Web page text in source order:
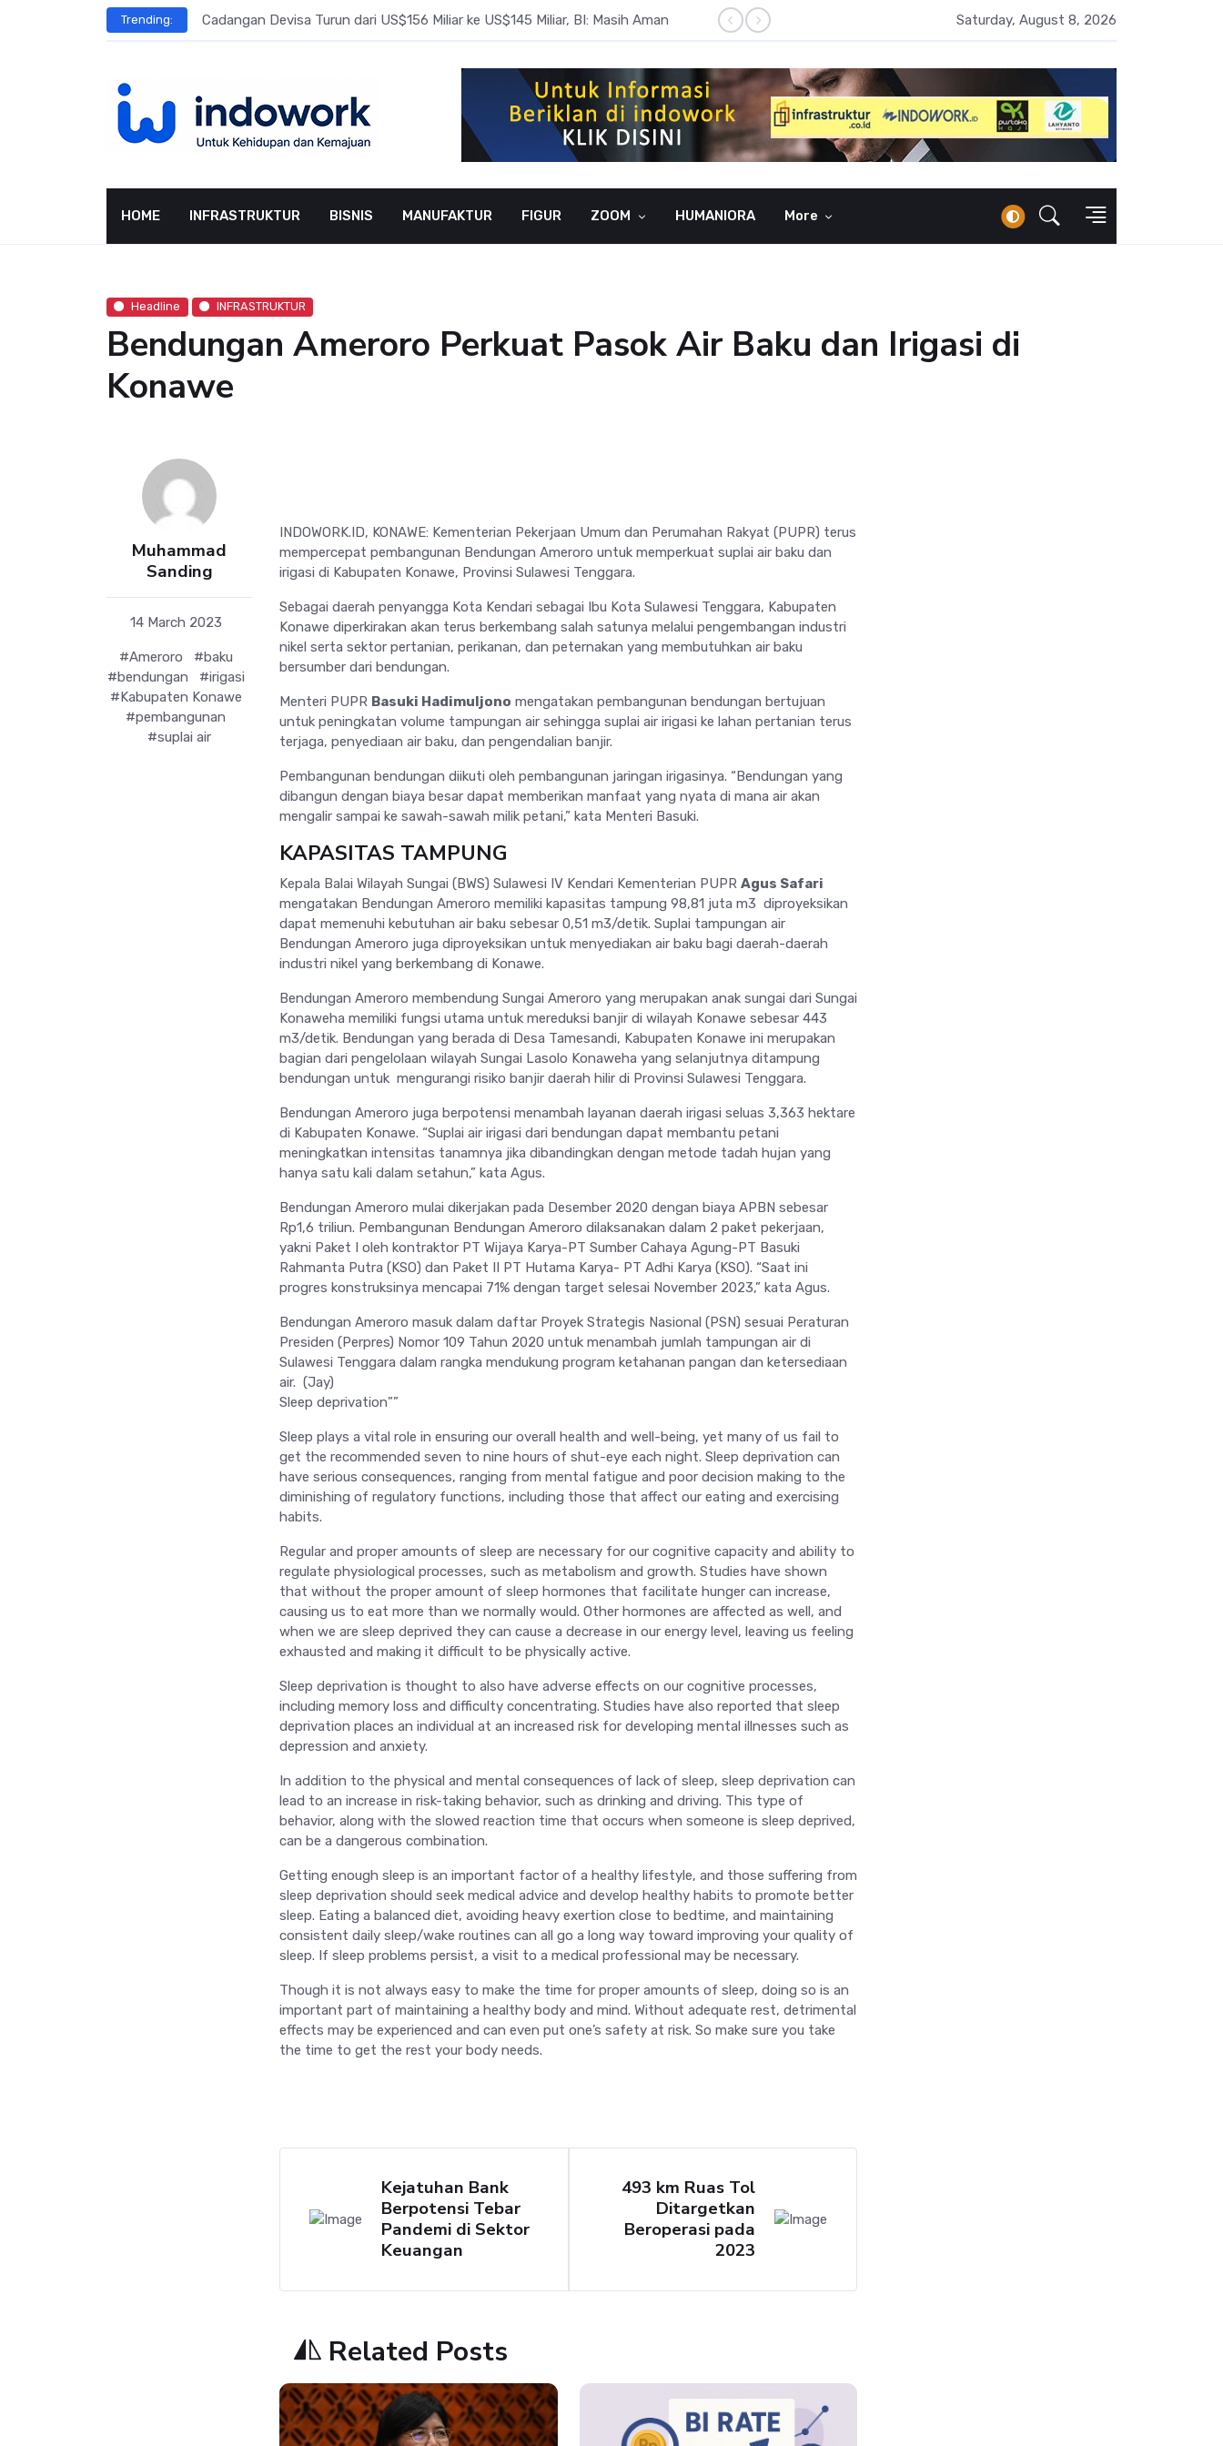
Trending: Cadangan Devisa Turun dari US$156 Miliar ke US$145 Miliar, BI: Masih Aman BI Rate Naik 100 Bps, Destry Sebut Stabilitas Rupiah Jadi Prioritas
Saturday, August 8, 2026
HOME INFRASTRUKTUR BISNIS MANUFAKTUR FIGUR ZOOM HUMANIORA More
Headline INFRASTRUKTUR
Bendungan Ameroro Perkuat Pasok Air Baku dan Irigasi di
Konawe
Muhammad
Sanding
14 March 2023
#Ameroro
#baku
#bendungan
#irigasi
#Kabupaten Konawe
#pembangunan
#suplai air
INDOWORK.ID, KONAWE: Kementerian Pekerjaan Umum dan Perumahan Rakyat (PUPR) terus
mempercepat pembangunan Bendungan Ameroro untuk memperkuat suplai air baku dan
irigasi di Kabupaten Konawe, Provinsi Sulawesi Tenggara.
Sebagai daerah penyangga Kota Kendari sebagai Ibu Kota Sulawesi Tenggara, Kabupaten
Konawe diperkirakan akan terus berkembang salah satunya melalui pengembangan industri
nikel serta sektor pertanian, perikanan, dan peternakan yang membutuhkan air baku
bersumber dari bendungan.
Menteri PUPR Basuki Hadimuljono mengatakan pembangunan bendungan bertujuan
untuk peningkatan volume tampungan air sehingga suplai air irigasi ke lahan pertanian terus
terjaga, penyediaan air baku, dan pengendalian banjir.
Pembangunan bendungan diikuti oleh pembangunan jaringan irigasinya. “Bendungan yang
dibangun dengan biaya besar dapat memberikan manfaat yang nyata di mana air akan
mengalir sampai ke sawah-sawah milik petani,” kata Menteri Basuki.
KAPASITAS TAMPUNG
Kepala Balai Wilayah Sungai (BWS) Sulawesi IV Kendari Kementerian PUPR Agus Safari
mengatakan Bendungan Ameroro memiliki kapasitas tampung 98,81 juta m3 diproyeksikan
dapat memenuhi kebutuhan air baku sebesar 0,51 m3/detik. Suplai tampungan air
Bendungan Ameroro juga diproyeksikan untuk menyediakan air baku bagi daerah-daerah
industri nikel yang berkembang di Konawe.
Bendungan Ameroro membendung Sungai Ameroro yang merupakan anak sungai dari Sungai
Konaweha memiliki fungsi utama untuk mereduksi banjir di wilayah Konawe sebesar 443
m3/detik. Bendungan yang berada di Desa Tamesandi, Kabupaten Konawe ini merupakan
bagian dari pengelolaan wilayah Sungai Lasolo Konaweha yang selanjutnya ditampung
bendungan untuk mengurangi risiko banjir daerah hilir di Provinsi Sulawesi Tenggara.
Bendungan Ameroro juga berpotensi menambah layanan daerah irigasi seluas 3,363 hektare
di Kabupaten Konawe. “Suplai air irigasi dari bendungan dapat membantu petani
meningkatkan intensitas tanamnya jika dibandingkan dengan metode tadah hujan yang
hanya satu kali dalam setahun,” kata Agus.
Bendungan Ameroro mulai dikerjakan pada Desember 2020 dengan biaya APBN sebesar
Rp1,6 triliun. Pembangunan Bendungan Ameroro dilaksanakan dalam 2 paket pekerjaan,
yakni Paket I oleh kontraktor PT Wijaya Karya-PT Sumber Cahaya Agung-PT Basuki
Rahmanta Putra (KSO) dan Paket II PT Hutama Karya- PT Adhi Karya (KSO). “Saat ini
progres konstruksinya mencapai 71% dengan target selesai November 2023,” kata Agus.
Bendungan Ameroro masuk dalam daftar Proyek Strategis Nasional (PSN) sesuai Peraturan
Presiden (Perpres) Nomor 109 Tahun 2020 untuk menambah jumlah tampungan air di
Sulawesi Tenggara dalam rangka mendukung program ketahanan pangan dan ketersediaan
air. (Jay)
Sleep deprivation””
Sleep plays a vital role in ensuring our overall health and well-being, yet many of us fail to
get the recommended seven to nine hours of shut-eye each night. Sleep deprivation can
have serious consequences, ranging from mental fatigue and poor decision making to the
diminishing of regulatory functions, including those that affect our eating and exercising
habits.
Regular and proper amounts of sleep are necessary for our cognitive capacity and ability to
regulate physiological processes, such as metabolism and growth. Studies have shown
that without the proper amount of sleep hormones that facilitate hunger can increase,
causing us to eat more than we normally would. Other hormones are affected as well, and
when we are sleep deprived they can cause a decrease in our energy level, leaving us feeling
exhausted and making it difficult to be physically active.
Sleep deprivation is thought to also have adverse effects on our cognitive processes,
including memory loss and difficulty concentrating. Studies have also reported that sleep
deprivation places an individual at an increased risk for developing mental illnesses such as
depression and anxiety.
In addition to the physical and mental consequences of lack of sleep, sleep deprivation can
lead to an increase in risk-taking behavior, such as drinking and driving. This type of
behavior, along with the slowed reaction time that occurs when someone is sleep deprived,
can be a dangerous combination.
Getting enough sleep is an important factor of a healthy lifestyle, and those suffering from
sleep deprivation should seek medical advice and develop healthy habits to promote better
sleep. Eating a balanced diet, avoiding heavy exertion close to bedtime, and maintaining
consistent daily sleep/wake routines can all go a long way toward improving your quality of
sleep. If sleep problems persist, a visit to a medical professional may be necessary.
Though it is not always easy to make the time for proper amounts of sleep, doing so is an
important part of maintaining a healthy body and mind. Without adequate rest, detrimental
effects may be experienced and can even put one’s safety at risk. So make sure you take
the time to get the rest your body needs.
Kejatuhan Bank
Berpotensi Tebar
Pandemi di Sektor
Keuangan
493 km Ruas Tol
Ditargetkan
Beroperasi pada
2023
Related Posts